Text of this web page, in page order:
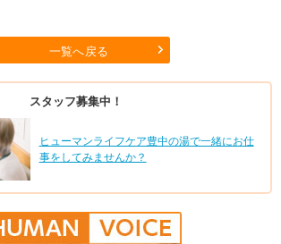
一覧へ戻る
スタッフ募集中！
ヒューマンライフケア豊中の湯で一緒にお仕
事をしてみませんか？